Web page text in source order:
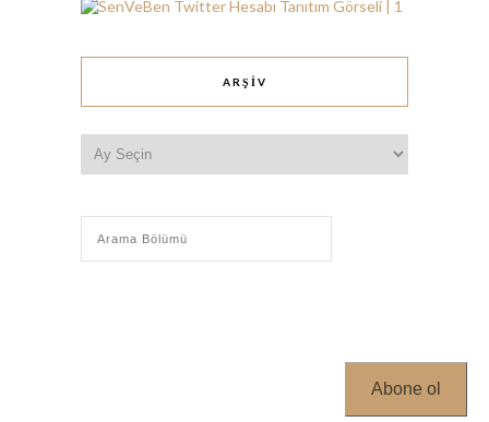
ARŞIV
Abone ol